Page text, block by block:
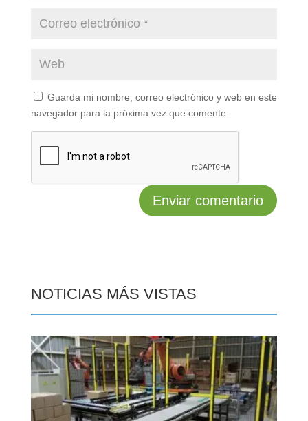
Guarda mi nombre, correo electrónico y web en este
navegador para la próxima vez que comente.
NOTICIAS MÁS VISTAS